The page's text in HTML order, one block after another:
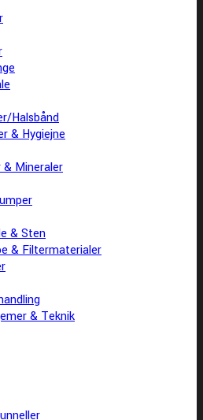
Halsbånd
& Hygiejne
Mineraler
& Sten
& Filtermaterialer
& Teknik